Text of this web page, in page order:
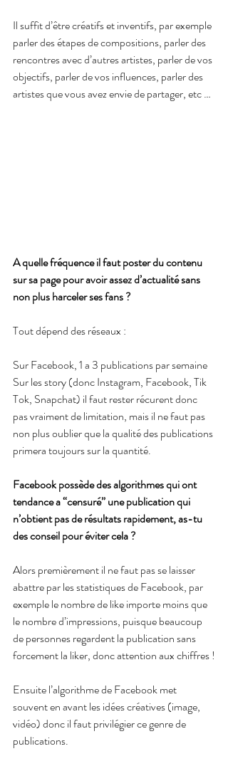
Il suffit d’être créatifs et inventifs, par exemple
parler des étapes de compositions, parler des
rencontres avec d’autres artistes, parler de vos
objectifs, parler de vos influences, parler des
artistes que vous avez envie de partager, etc …
A quelle fréquence il faut poster du contenu
sur sa page pour avoir assez d’actualité sans
non plus harceler ses fans ?
Tout dépend des réseaux :
Sur Facebook, 1 a 3 publications par semaine
Sur les story (donc Instagram, Facebook, Tik
Tok, Snapchat) il faut rester récurent donc
pas vraiment de limitation, mais il ne faut pas
non plus oublier que la qualité des publications
primera toujours sur la quantité.
Facebook possède des algorithmes qui ont
tendance a “censuré” une publication qui
n’obtient pas de résultats rapidement, as-tu
des conseil pour éviter cela ?
Alors premièrement il ne faut pas se laisser
abattre par les statistiques de Facebook, par
exemple le nombre de like importe moins que
le nombre d’impressions, puisque beaucoup
de personnes regardent la publication sans
forcement la liker, donc attention aux chiffres !
Ensuite l’algorithme de Facebook met
souvent en avant les idées créatives (image,
vidéo) donc il faut privilégier ce genre de
publications.